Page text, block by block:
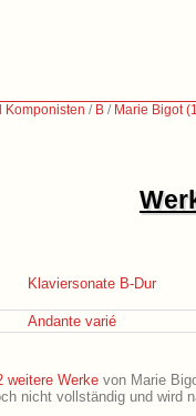
Komponisten / B / Marie Bigot
Klaviersonate B-Dur
Andante varié
weitere Werke von Marie
nicht vollständig und wird